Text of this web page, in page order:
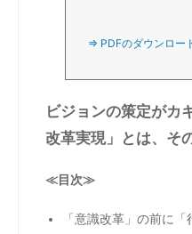
⇒ PDFのダウンロー
ビジョンの策定がカ
改革実現」とは、そ
≪目次≫
「意識改革」の前に